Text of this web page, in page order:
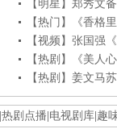
【明星】郑秀文
【热门】《香格
【视频】张国强
【热剧】《美人
【热剧】姜文马
热剧点播 电视剧库 趣